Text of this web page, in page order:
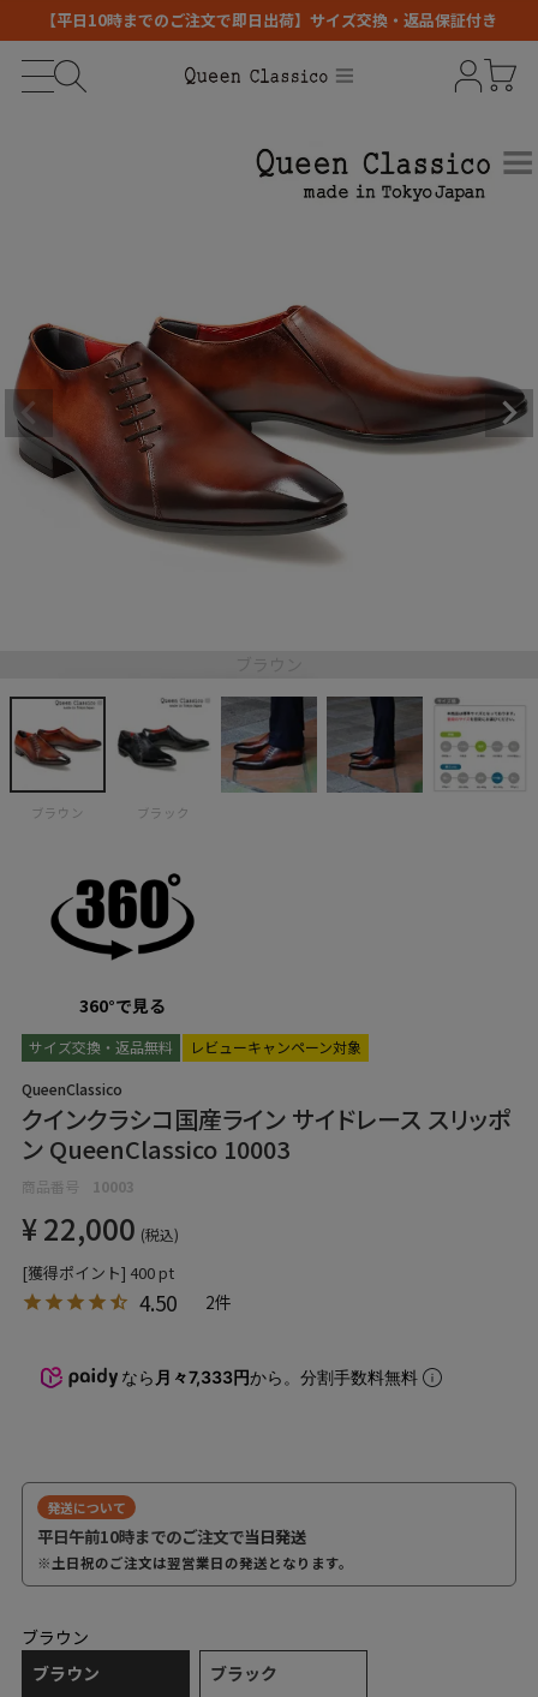
【平日10時までのご注文で即日出荷】サイズ交換・返品保証付き
ブラウン ブラック
360°で見る
サイズ交換・返品無料 レビューキャンペーン対象
QueenClassico
クインクラシコ国産ライン サイドレース スリッポ
ン QueenClassico 10003
商品番号 10003
¥22,000 税込
[獲得ポイント] 400 pt
4.50 2
なら 月々7,333円から。分割手数料無料
発送について
平日午前10時までのご注文で当日発送
※土日祝のご注文は翌営業日の発送となります。
ブラウン
ブラウン
ブラック